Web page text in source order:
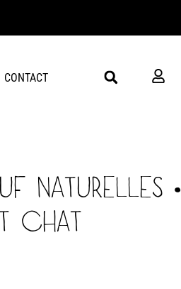
CONTACT
NATURELLES •
CHAT